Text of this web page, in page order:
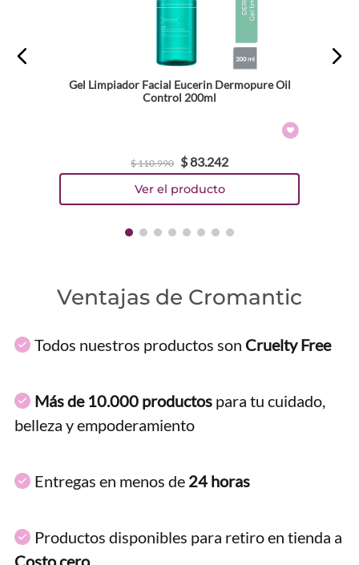
Gel Limpiador Facial Eucerin Dermopure Oil
Control 200ml
$110.990 $83.242
Ventajas de Cromantic
Todos nuestros productos son Cruelty Free
Más de 10.000 productos para tu cuidado,
belleza y empoderamiento
Entregas en menos de 24 horas
Productos disponibles para retiro en tienda a
Costo cero